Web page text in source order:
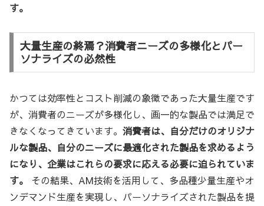
す。
大量生産の終焉？消費者ニーズの多様化とパー
ソナライズの必然性
かつては効率性とコスト削減の象徴であった大量生産です
が、消費者のニーズが多様化し、画一的な製品では満足で
きなくなってきています。 消費者は、自分だけのオリジナ
ルな製品、自分のニーズに最適化された製品を求めるよう
になり、企業はこれらの要求に応える必要に迫られていま
す。
その結果、AM技術を活用して、多品種少量生産やオ
ンデマンド生産を実現し、パーソナライズされた製品を提